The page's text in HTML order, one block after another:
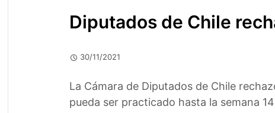
Diputados de Chile
30/11/2021
La Cámara de Diputados de Chile
pueda ser practicado hasta la semana